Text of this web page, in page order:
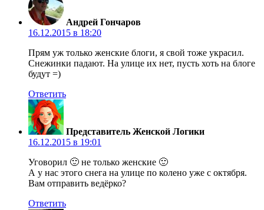
Андрей Гончаров
16.12.2015 в 18:20
Прям уж только женские блоги, я свой тоже украсил.
Снежинки падают. На улице их нет, пусть хоть на блоге
будут =)
Ответить
Представитель Женской Логики
16.12.2015 в 19:01
Уговорил 🙂 не только женские 🙂
А у нас этого снега на улице по колено уже с октября.
Вам отправить ведёрко?
Ответить